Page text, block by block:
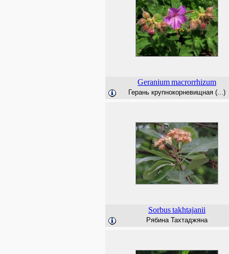
Geraniummacrorrhizum
Герань крупнокорневищная (...)
Sorbustakhtajanii
Рябина Тахтаджяна